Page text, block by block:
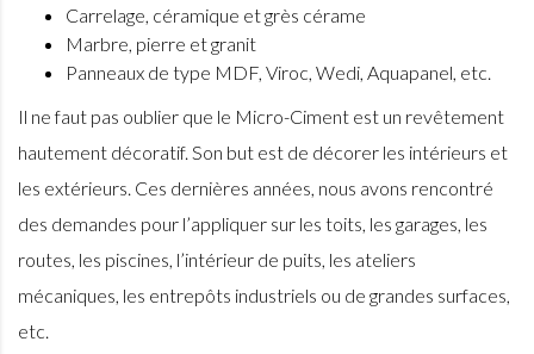
Carrelage, céramique et grès cérame
Marbre, pierre et granit
Panneaux de type MDF, Viroc, Wedi, Aquapanel, etc.
Il ne faut pas oublier que le Micro-Ciment est un revêtement
hautement décoratif. Son but est de décorer les intérieurs et
les extérieurs. Ces dernières années, nous avons rencontré
des demandes pour l’appliquer sur les toits, les garages, les
routes, les piscines, l’intérieur de puits, les ateliers
mécaniques, les entrepôts industriels ou de grandes surfaces,
etc.